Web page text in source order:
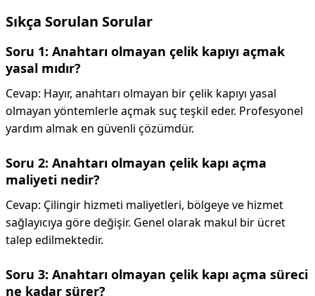
Sıkça Sorulan Sorular
Soru 1: Anahtarı olmayan çelik kapıyı açmak
yasal mıdır?
Cevap: Hayır, anahtarı olmayan bir çelik kapıyı yasal
olmayan yöntemlerle açmak suç teşkil eder. Profesyonel
yardım almak en güvenli çözümdür.
Soru 2: Anahtarı olmayan çelik kapı açma
maliyeti nedir?
Cevap: Çilingir hizmeti maliyetleri, bölgeye ve hizmet
sağlayıcıya göre değişir. Genel olarak makul bir ücret
talep edilmektedir.
Soru 3: Anahtarı olmayan çelik kapı açma süreci
ne kadar sürer?